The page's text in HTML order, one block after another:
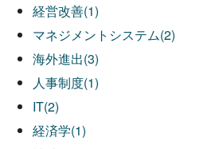
経営改善(1)
マネジメントシステム(2)
海外進出(3)
人事制度(1)
IT(2)
経済学(1)